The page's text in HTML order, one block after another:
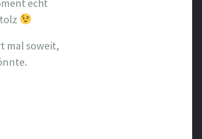
echt
mal soweit,